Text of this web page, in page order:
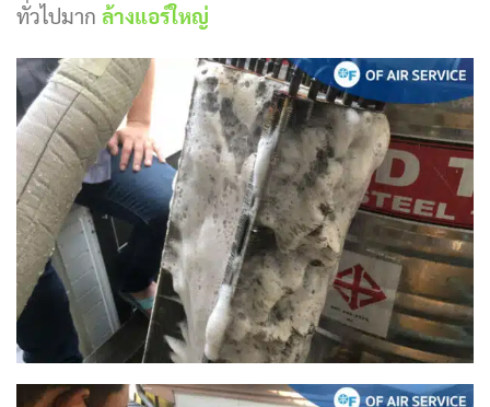
ทั่วไปมาก ล้างแอร์ใหญ่